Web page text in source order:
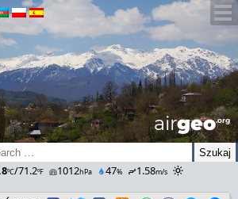
airGEO.oRg
ºC/71.2ºF 1012hPa 47% 1.58m/s